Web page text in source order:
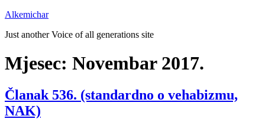
Preskoči
sadržaj
Alkemichar
Just another Voice of all generations site
Mjesec: Novembar 2017.
Članak 536. (standardno o vehabizmu,
NAK)